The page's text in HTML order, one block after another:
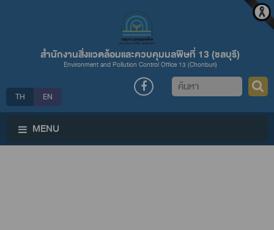
สำนักงานสิ่งแวดล้อมและควบคุมมลพิษที่ 13 (ชลบุรี)
Environment and Pollution Control Office 13 (Chonburi)
TH EN
ค้นหา
MENU